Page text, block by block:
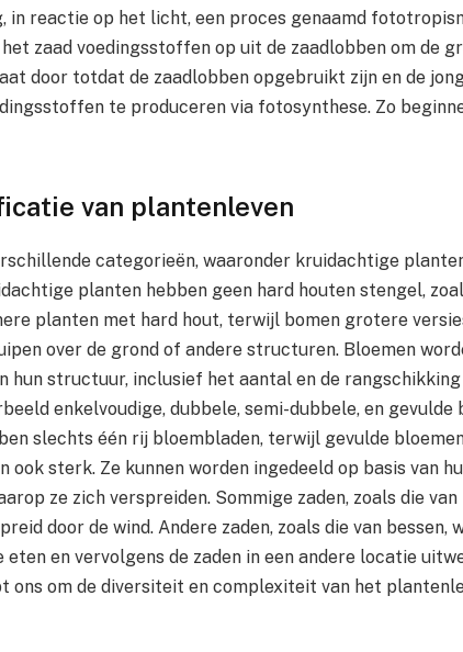
in reactie op het licht, een proces genaamd
zaad voedingsstoffen op uit de zaadlobben om de
door totdat de zaadlobben opgebruikt zijn en de
te produceren via fotosynthese. Zo
van plantenleven
categorieën, waaronder kruidachtige
planten hebben geen hard houten stengel,
planten met hard hout, terwijl bomen grotere
over de grond of andere structuren. Bloemen
hun structuur, inclusief het aantal en de rangschikking
enkelvoudige, dubbele, semi-dubbele, en gevulde
slechts één rij bloembladen, terwijl gevulde
ook sterk. Ze kunnen worden ingedeeld op basis van
ze zich verspreiden. Sommige zaden, zoals die van
door de wind. Andere zaden, zoals die van bessen,
eten en vervolgens de zaden in een andere locatie
ons om de diversiteit en complexiteit van het